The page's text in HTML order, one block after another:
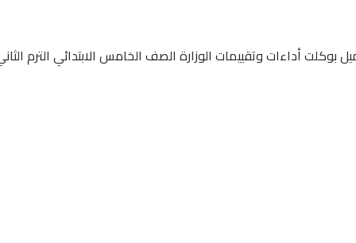
الوزارة الصف الخامس الابتدائي الترم الثاني 2025 ، ننقل لكم التفاصيل كاملة